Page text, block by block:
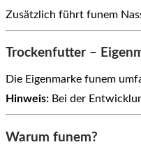
Zusätzlich führt funem
Trockenfutter –
Die Eigenmarke funem
Hinweis: Bei der
Warum funem?